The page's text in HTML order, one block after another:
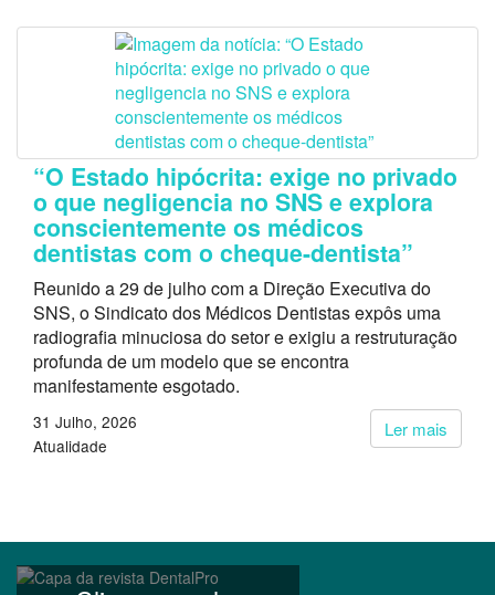
“O Estado hipócrita: exige no privado
o que negligencia no SNS e explora
conscientemente os médicos
dentistas com o cheque-dentista”
Reunido a 29 de julho com a Direção Executiva do
SNS, o Sindicato dos Médicos Dentistas expôs uma
radiografia minuciosa do setor e exigiu a restruturação
profunda de um modelo que se encontra
manifestamente esgotado.
Ler mais
31 Julho, 2026
Atualidade